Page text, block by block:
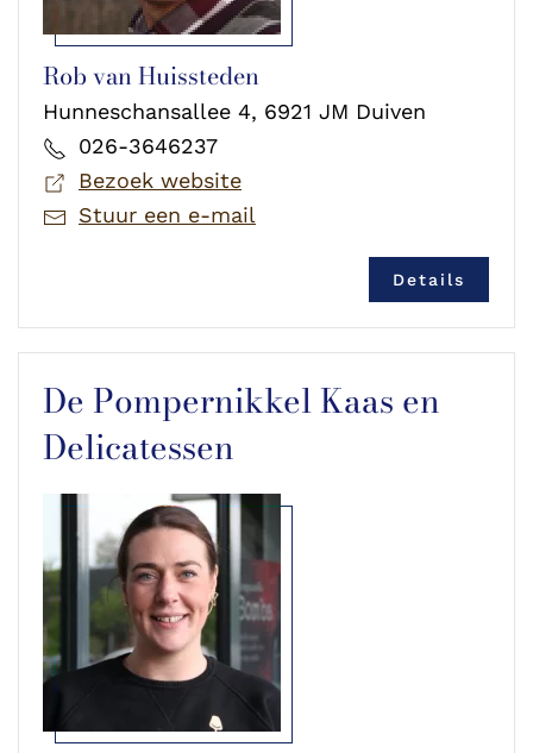
Rob van Huissteden
Hunneschansallee 4, 6921 JM Duiven
026-3646237
Bezoek website
Stuur een e-mail
Details
De Pompernikkel Kaas en
Delicatessen